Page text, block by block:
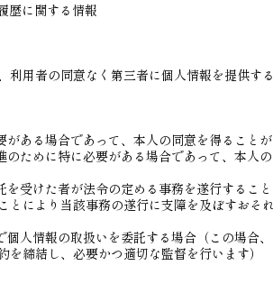
歴に関する情報
用者の同意なく第三者に個人情報を提供す
ある場合であって、本人の同意を得ること
ために特に必要がある場合であって、本人
受けた者が法令の定める事務を遂行するこ
とにより当該事務の遂行に支障を及ぼすおそ
人情報の取扱いを委託する場合（この場合
締結し、必要かつ適切な監督を行います）